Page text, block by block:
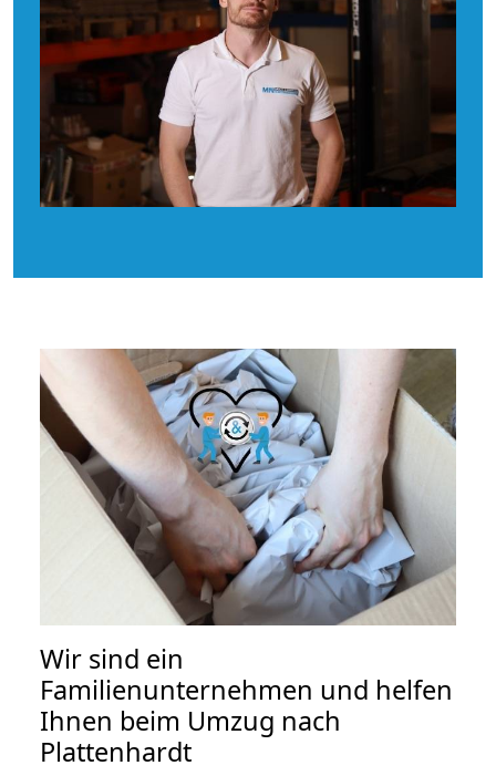
Wir sind ein
Familienunternehmen und helfen
Ihnen beim Umzug nach
Plattenhardt